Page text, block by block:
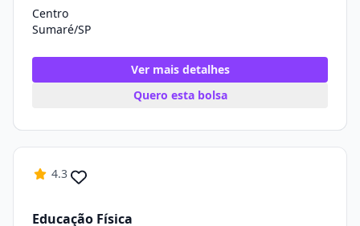
Centro
Sumaré/SP
Ver mais detalhes
Quero esta bolsa
4.3
Educação Física